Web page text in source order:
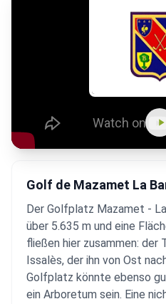
Golf de Mazamet La
Der Golfplatz Mazamet -
über 5.635 m und eine
fließen hier zusammen: der
Issalès, der ihn von Ost
Golfplatz könnte ebenso
ein Arboretum sein. Eine